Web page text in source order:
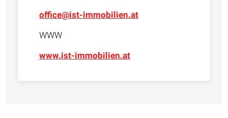
office@ist-immobilien.at
WWW
www.ist-immobilien.at